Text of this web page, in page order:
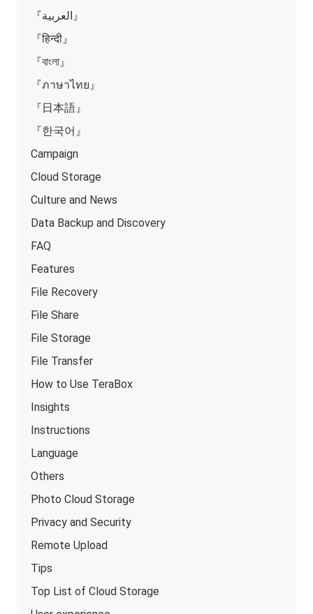
『العربية』
『हिन्दी』
『বাংলা』
『ภาษาไทย』
『日本語』
『한국어』
Campaign
Cloud Storage
Culture and News
Data Backup and Discovery
FAQ
Features
File Recovery
File Share
File Storage
File Transfer
How to Use TeraBox
Insights
Instructions
Language
Others
Photo Cloud Storage
Privacy and Security
Remote Upload
Tips
Top List of Cloud Storage